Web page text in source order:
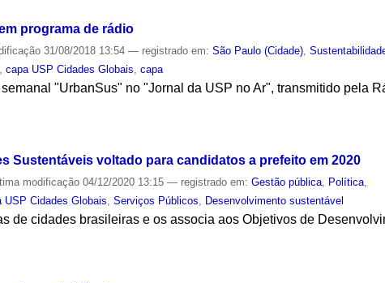
programa de rádio
31/08/2018 13:54— registrado em:São Paulo (Cidade) ,
,capa USP Cidades Globais ,capa
"UrbanSus" no "Jornal da USP no Ar", transmitido pela
Sustentáveis voltado para candidatos a prefeito em 2020
modificação 04/12/2020 13:15— registrado em:Gestão pública Política
USP Cidades Globais ,Serviços Públicos Desenvolvimento sustentável
de cidades brasileiras e os associa aos Objetivos de